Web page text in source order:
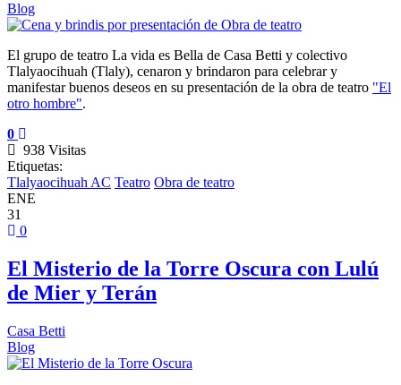
Blog
El grupo de teatro La vida es Bella de Casa Betti y colectivo
Tlalyaocihuah (Tlaly), cenaron y brindaron para celebrar y
manifestar buenos deseos en su presentación de la obra de teatro "El
otro hombre".
0
938 Visitas
Etiquetas:
Tlalyaocihuah AC Teatro Obra de teatro
ENE
31
0
El Misterio de la Torre Oscura con Lulú
de Mier y Terán
Casa Betti
Blog